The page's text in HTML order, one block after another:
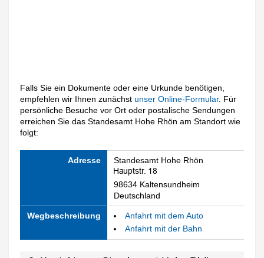
Falls Sie ein Dokumente oder eine Urkunde benötigen,
empfehlen wir Ihnen zunächstunser Online-Formular. Für
persönliche Besuche vor Ort oder postalische Sendungen
erreichen Sie das Standesamt Hohe Rhön am Standort wie
folgt:
Adresse Standesamt Hohe Rhön
98634 Kaltensundheim
Deutschland
Wegbeschreibung
Anfahrt mit dem Auto
Anfahrt mit der Bahn